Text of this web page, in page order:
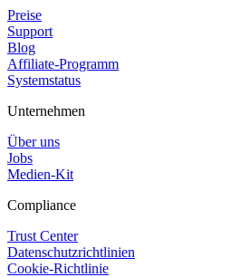
Preise
Support
Blog
Affiliate-Programm
Systemstatus
Unternehmen
Über uns
Jobs
Medien-Kit
Compliance
Trust Center
Datenschutzrichtlinien
Cookie-Richtlinie